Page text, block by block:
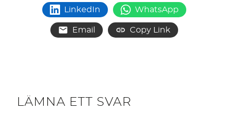
LinkedIn WhatsApp
Email Copy Link
LÄMNA ETT SVAR